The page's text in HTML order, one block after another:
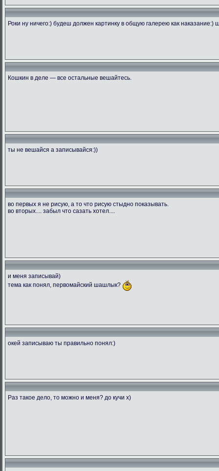
Роки ну ничего:) будеш должен картинку в общую галерею как наказание:)
Кошкин в деле — все остальные вешайтесь.
ты не вешайся а записывайся:))
во первых я не рисую, а то что рисую стыдно показывать.
во вторых.... забыл что сазать хотел....
и меня записывай)
тема как понял, первомайский шашлык?
окей записываю ты правильно понял:)
Раз такое дело, то можно и меня? до кучи х)